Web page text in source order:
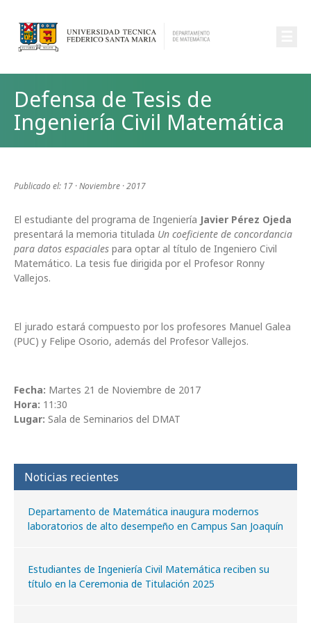
Defensa de Tesis de
Ingeniería Civil Matemática
Publicado el: 17 · Noviembre · 2017
El estudiante del programa de Ingeniería Javier Pérez Ojeda
presentará la memoria titulada Un coeficiente de concordancia
para datos espaciales para optar al título de Ingeniero Civil
Matemático. La tesis fue dirigida por el Profesor Ronny
Vallejos.
El jurado estará compuesto por los profesores Manuel Galea
(PUC) y Felipe Osorio, además del Profesor Vallejos.
Fecha: Martes 21 de Noviembre de 2017
Hora: 11:30
Lugar: Sala de Seminarios del DMAT
Noticias recientes
Departamento de Matemática inaugura modernos
laboratorios de alto desempeño en Campus San Joaquín
Estudiantes de Ingeniería Civil Matemática reciben su
título en la Ceremonia de Titulación 2025